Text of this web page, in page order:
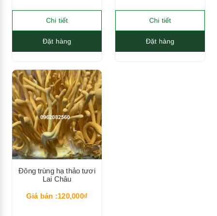
Chi tiết
Đặt hàng
Chi tiết
Đặt hàng
Đông trùng hạ thảo tươi
Lai Châu
Giá bán :120,000₫